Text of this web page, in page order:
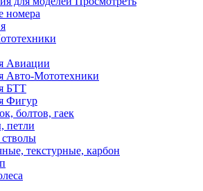
номера
Авиации
Авто-Мототехники
БТТ
Фигур
болтов, гаек
петли
текстурные, карбон